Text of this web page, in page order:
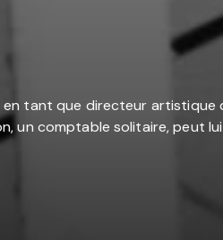
tant que directeur
un comptable solitaire, peut